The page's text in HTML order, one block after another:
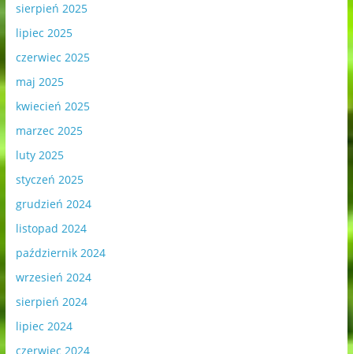
sierpień 2025
lipiec 2025
czerwiec 2025
maj 2025
kwiecień 2025
marzec 2025
luty 2025
styczeń 2025
grudzień 2024
listopad 2024
październik 2024
wrzesień 2024
sierpień 2024
lipiec 2024
czerwiec 2024